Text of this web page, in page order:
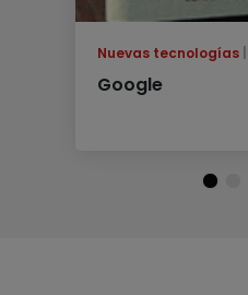
Nuevas tecnologías
Google